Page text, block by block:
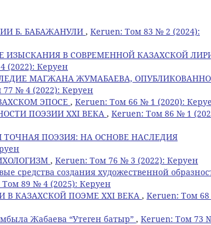
Б. БАБАЖАНУЛИ , Keruen: Том 83 № 2 (2024):
ИЗЫСКАНИЯ В СОВРЕМЕННОЙ КАЗАХСКОЙ
(2022): Керуен
МАГЖАНА ЖУМАБАЕВА,
№ 4 (2022): Керуен
ЭПОСЕ , Keruen: Том 66 № 1 (2020):
ПОЭЗИИ XXI ВЕКА , Keruen: Том 86 № 1
ТОЧНАЯ ПОЭЗИЯ: НА ОСНОВЕ НАСЛЕДИЯ
, Keruen: Том 76 № 3 (2022): Керуен
средства создания художественной
89 № 4 (2025): Керуен
КАЗАХСКОЙ ПОЭМЕ ХХІ ВЕКА , Keruen: Том
Жабаева “Утеген батыр” , Keruen: Том 73